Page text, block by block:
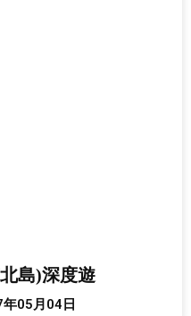
島)深度遊
05月04日